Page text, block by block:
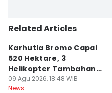
Related Articles
Karhutla Bromo Capai
520 Hektare, 3
Helikopter Tambahan
Diterjunkan
09 Agu 2026, 18:48 WIB
News